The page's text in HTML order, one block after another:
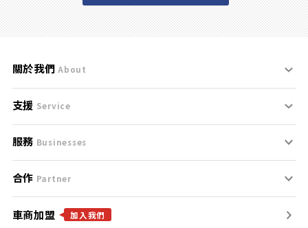
關於我們 About
刊登規範
服務條款
免責聲明
隱私權政策
支援 Service
支援中心
聯絡我們
服務 Businesses
什麼是Goo鑑定？
找好車
合作 Partner
合作夥伴
車商加盟 加入我們